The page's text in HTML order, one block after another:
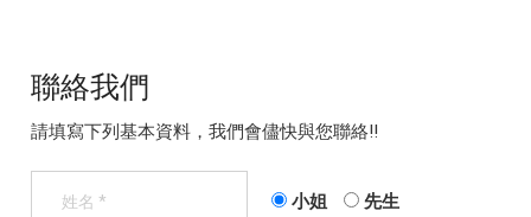
聯絡我們
請填寫下列基本資料，我們會儘快與您聯絡!!
小姐 先生